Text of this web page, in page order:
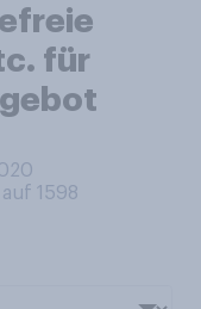
für
1598